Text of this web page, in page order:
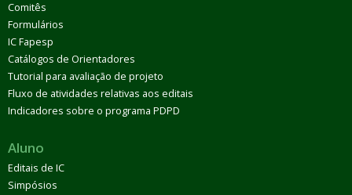
Comitês
Formulários
IC Fapesp
Catálogos de Orientadores
Tutorial para avaliação de projeto
Fluxo de atividades relativas aos editais
Indicadores sobre o programa PDPD
Aluno
Editais de IC
Simpósios